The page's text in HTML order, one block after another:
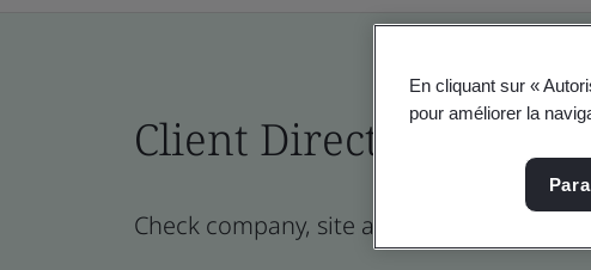
Client Directory profile
Check company, site and product
En cliquant sur «
pour améliorer la